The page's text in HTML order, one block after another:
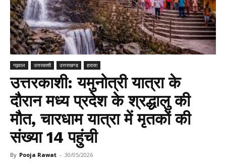
गढ़वाल उत्तरकाशी उत्तराखण्ड हादसा
उत्तरकाशी: यमुनोत्री यात्रा के
दौरान मध्य प्रदेश के श्रद्धालु की
मौत, चारधाम यात्रा में मृतकों की
संख्या 14 पहुंची
By Pooja Rawat - 30/05/2026